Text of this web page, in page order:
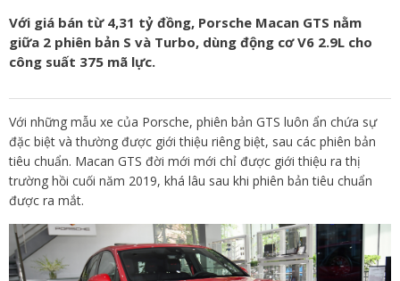
Với giá bán từ 4,31 tỷ đồng, Porsche Macan GTS nằm
giữa 2 phiên bản S và Turbo, dùng động cơ V6 2.9L cho
công suất 375 mã lực.
Với những mẫu xe của Porsche, phiên bản GTS luôn ẩn chứa sự
đặc biệt và thường được giới thiệu riêng biệt, sau các phiên bản
tiêu chuẩn. Macan GTS đời mới mới chỉ được giới thiệu ra thị
trường hồi cuối năm 2019, khá lâu sau khi phiên bản tiêu chuẩn
được ra mắt.